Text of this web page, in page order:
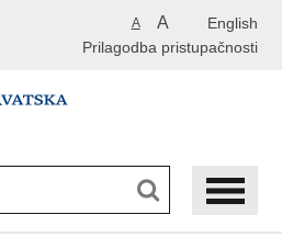
English
A A
Prilagodba pristupačnosti